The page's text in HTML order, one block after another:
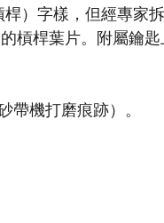
）字樣，但經專家
槓桿葉片。附屬鑰
帶機打磨痕跡）。